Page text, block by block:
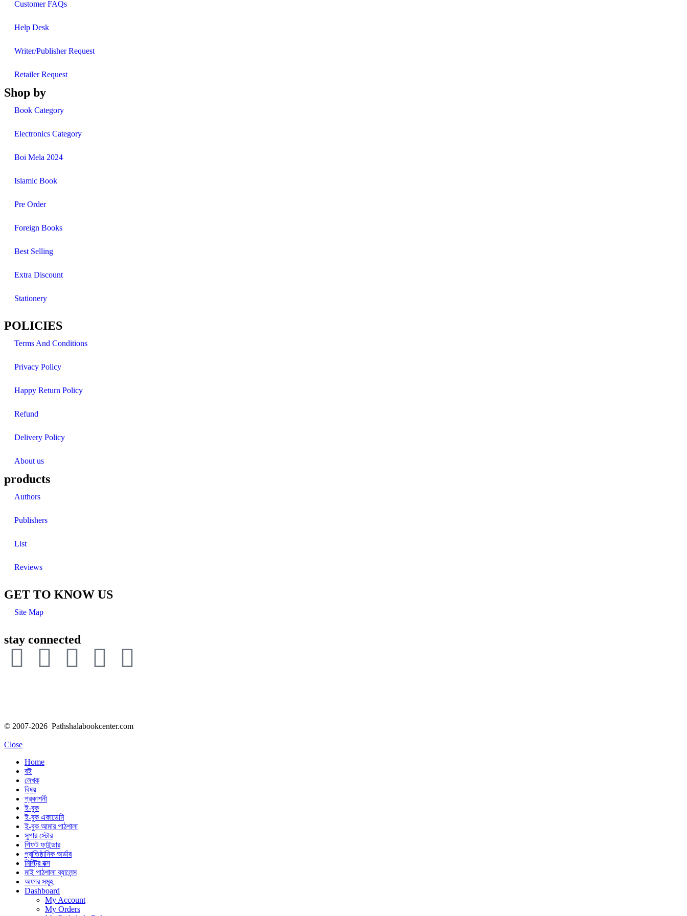
Customer FAQs
Help Desk
Writer/Publisher Request
Retailer Request
Shop by
Book Category
Electronics Category
Boi Mela 2024
Islamic Book
Pre Order
Foreign Books
Best Selling
Extra Discount
Stationery
POLICIES
Terms And Conditions
Privacy Policy
Happy Return Policy
Refund
Delivery Policy
About us
products
Authors
Publishers
List
Reviews
GET TO KNOW US
Site Map
stay connected
© 2007-2026 Pathshalabookcenter.com
Close
Home
বই
লেখক
বিষয়
প্রকাশনী
ই-বুক
ই-বুক একাডেমি
ই-বুক আমার পাঠশালা
সুপার ‍স্টোর
গিফট ফাইন্ডার
প্রাতিষ্ঠানিক অর্ডার
মিস্ট্রি বক্স
মাই পাঠশালা ব্যালেন্স
অফার সমূহ
Dashboard
My Account
My Orders